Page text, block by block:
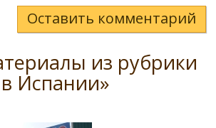
Оставить комментарий
из рубрики
Испании»